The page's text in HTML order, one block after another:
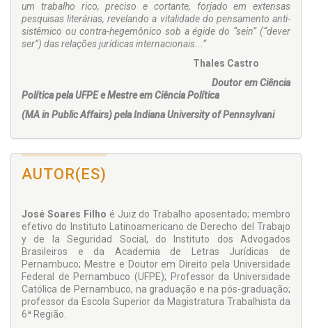
um trabalho rico, preciso e cortante, forjado em extensas
pesquisas literárias, revelando a vitalidade do pensamento anti-
sistêmico ou contra-hegemônico sob a égide do “sein” (“dever
ser”) das relações jurídicas internacionais...”
Thales Castro
Doutor em Ciência
Política pela UFPE e Mestre em Ciência Política
(MA in Public Affairs) pelaIndianaUniversityof Pennsylvani
AUTOR(ES)
José Soares Filho é Juiz do Trabalho aposentado; membro
efetivo do Instituto Latinoamericano de Derecho del Trabajo
y de la Seguridad Social, do Instituto dos Advogados
Brasileiros e da Academia de Letras Jurídicas de
Pernambuco; Mestre e Doutor em Direito pela Universidade
Federal de Pernambuco (UFPE); Professor da Universidade
Católica de Pernambuco, na graduação e na pós-graduação;
professor da Escola Superior da Magistratura Trabalhista da
6ª Região.